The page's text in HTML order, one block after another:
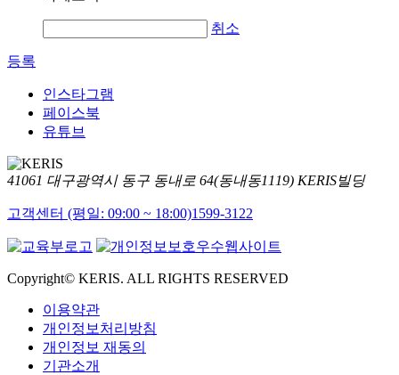
취소
등록
인스타그램
페이스북
유튜브
41061 대구광역시 동구 동내로 64(동내동1119) KERIS빌딩
고객센터 (평일: 09:00 ~ 18:00)1599-3122
Copyright© KERIS. ALL RIGHTS RESERVED
이용약관
개인정보처리방침
개인정보 재동의
기관소개